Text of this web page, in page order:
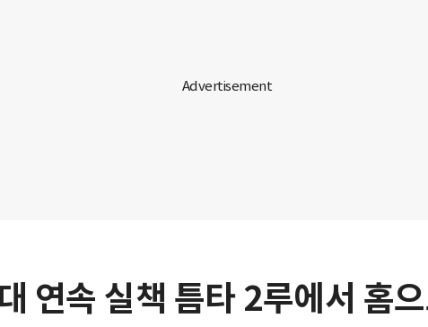
연속 실책 틈타 2루에서 홈